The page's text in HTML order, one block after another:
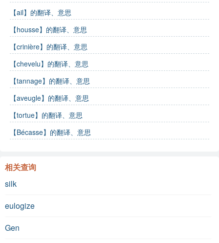
【ail】的翻译、意思
【housse】的翻译、意思
【crinière】的翻译、意思
【chevelu】的翻译、意思
【tannage】的翻译、意思
【aveugle】的翻译、意思
【tortue】的翻译、意思
【Bécasse】的翻译、意思
相关查询
silk
eulogize
Gen